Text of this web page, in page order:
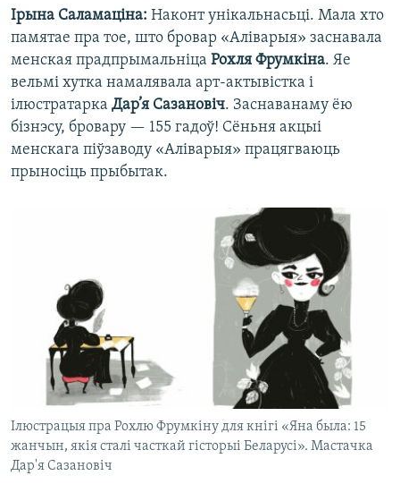
Ірына Саламаціна: Наконт унікальнасьці. Мала хто
памятае пра тое, што бровар «Аліварыя» заснавала
менская прадпрымальніца Рохля Фрумкіна. Яе
вельмі хутка намалявала арт-актывістка і
ілюстратарка Дар’я Сазановіч. Заснаванаму ёю
бізнэсу, бровару — 155 гадоў! Сёньня акцыі
менскага піўзаводу «Аліварыя» працягваюць
прыносіць прыбытак.
Ілюстрацыя пра Рохлю Фрумкіну для кнігі «Яна была: 15
жанчын, якія сталі часткай гісторыі Беларусі». Мастачка
Дар'я Сазановіч